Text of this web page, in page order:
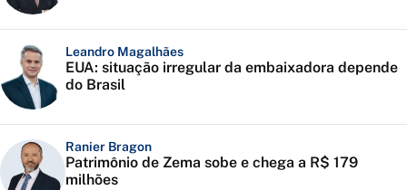
Leandro Magalhães
EUA: situação irregular da embaixadora depende
do Brasil
Ranier Bragon
Patrimônio de Zema sobe e chega a R$ 179
milhões